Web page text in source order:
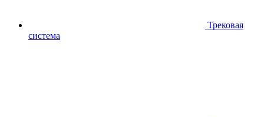
Трековая
система